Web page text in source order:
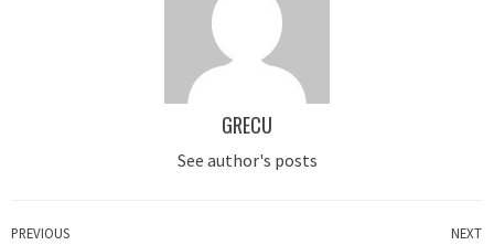
GRECU
See author's posts
PREVIOUS NEXT